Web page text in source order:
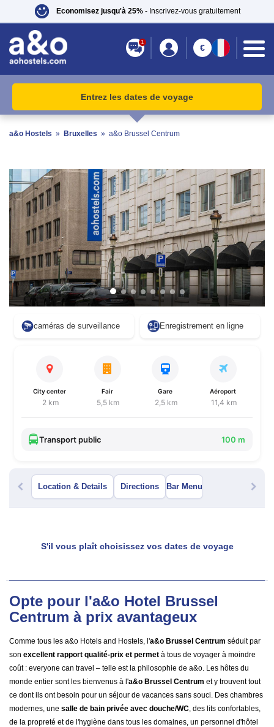
Economisez jusqu'à 25%- Inscrivez-vous gratuitement
1
€
Entrez les dates de voyage
a&o Hostels » Bruxelles » a&o Brussel Centrum
caméras de surveillance Enregistrement en ligne
City center
2 km
Fair
5,5 km
Gare
2,5 km
Aéroport
11,4 km
Transport public 100 m
Location & Details Directions Bar Menu
S'il vous plaît choisissez vos dates de voyage
Opte pour l'a&o Hotel Brussel
Centrum à prix avantageux
Comme tous les a&o Hotels and Hostels, l'a&o Brussel Centrum séduit par
son excellent rapport qualité-prix et permet à tous de voyager à moindre
coût : everyone can travel – telle est la philosophie de a&o. Les hôtes du
monde entier sont les bienvenus à l'a&o Brussel Centrum et y trouvent tout
ce dont ils ont besoin pour un séjour de vacances sans souci. Des chambres
modernes, une salle de bain privée avec douche/WC, des lits confortables,
de la propreté et de l'hygiène dans tous les domaines, un personnel d'hôtel